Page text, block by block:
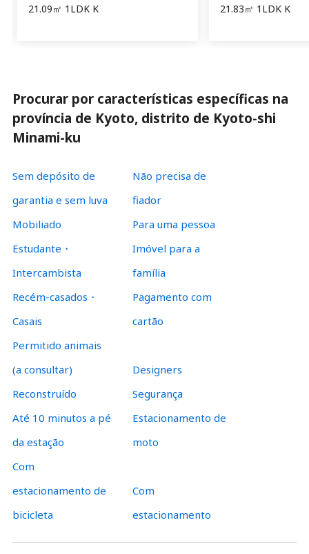
21.09㎡ 1LDK K 21.83㎡ 1LDK K
Procurar por características específicas na
província de Kyoto, distrito de Kyoto-shi
Minami-ku
Sem depósito de
garantia e sem luva
Não precisa de
fiador
Mobiliado
Para uma pessoa
Estudante・
Intercambista
Imóvel para a
família
Recém-casados・
Casais
Pagamento com
cartão
Permitido animais
(a consultar)
Designers
Reconstruído
Segurança
Até 10 minutos a pé
da estação
Estacionamento de
moto
Com
estacionamento de
bicicleta
Com
estacionamento